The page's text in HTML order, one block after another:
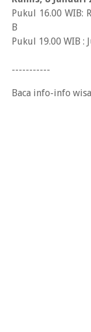
Pukul 16.00 WIB:
B
Pukul 19.00 WIB :
-----------
Baca info-info